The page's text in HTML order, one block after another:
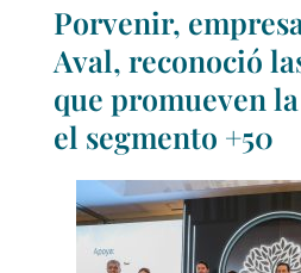
Porvenir,
Aval, reconoció
que promueven
el segmento +50